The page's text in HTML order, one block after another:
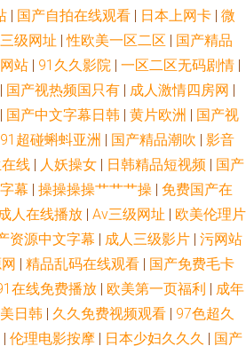
| 国产自拍在线观看 | 日本上网卡 | 微
级网址 |性欧美一区二区 | 国产精品
站 | 91久久影院 | 一区二区无码剧情 |
| 国产视热频国只有 | 成人激情四房网 |
| 国产中文字幕日韩 | 黄片欧洲 | 国产视
91超碰蝌蚪亚洲 | 国产精品潮吹 | 影音
线 | 人妖操女 | 日韩精品短视频 | 国产
幕 | 操操操操艹艹艹操 | 免费国产在
人在线播放 | Av三级网址 | 欧美伦理片
资源中文字幕 | 成人三级影片 | 污网站
| 精品乱码在线观看 | 国产免费毛卡
在线免费播放 | 欧美第一页福利 | 成年
日韩 | 久久免费视频观看 | 97色超久
| 伦理电影按摩 | 日本少妇久久久 | 国产